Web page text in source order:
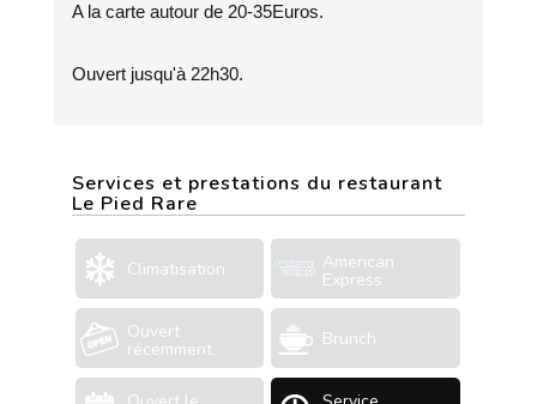
A la carte autour de 20-35Euros.
Ouvert jusqu'à 22h30.
Services et prestations du restaurant
Le Pied Rare
Climatisation American
Express
Ouvert
récemment Brunch